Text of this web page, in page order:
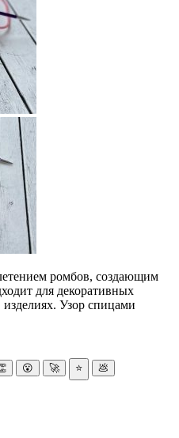
ромбов, создающим
для декоративных
Узор спицами
😮 🚀 ⭐ 💩